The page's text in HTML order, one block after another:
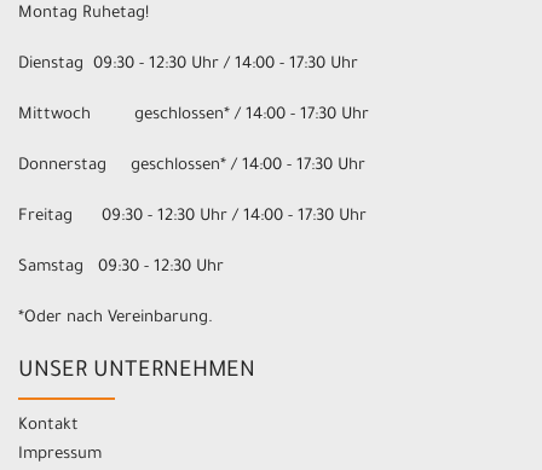
Montag Ruhetag!
Dienstag 09:30 - 12:30 Uhr / 14:00 - 17:30 Uhr
Mittwoch geschlossen* / 14:00 - 17:30 Uhr
Donnerstag geschlossen* / 14:00 - 17:30 Uhr
Freitag 09:30 - 12:30 Uhr / 14:00 - 17:30 Uhr
Samstag 09:30 - 12:30 Uhr
*Oder nach Vereinbarung.
UNSER UNTERNEHMEN
Kontakt
Impressum